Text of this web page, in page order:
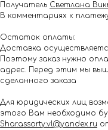
Получатель Светлана
В комментариях к
Остаток оплаты:
Доставка
Поэтому заказ нужно
адрес. Перед этим мы
сделанного заказа
Для юридических лиц
этого Вам необходимо
Shar.assorty.vl@yandex.ru